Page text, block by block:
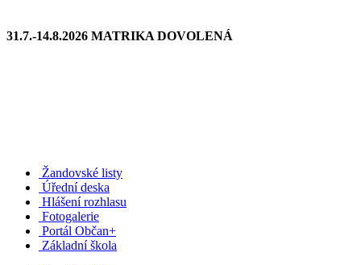
31.7.-14.8.2026 MATRIKA DOVOLENÁ
Žandovské listy
Úřední deska
Hlášení rozhlasu
Fotogalerie
Portál Občan+
Základní škola